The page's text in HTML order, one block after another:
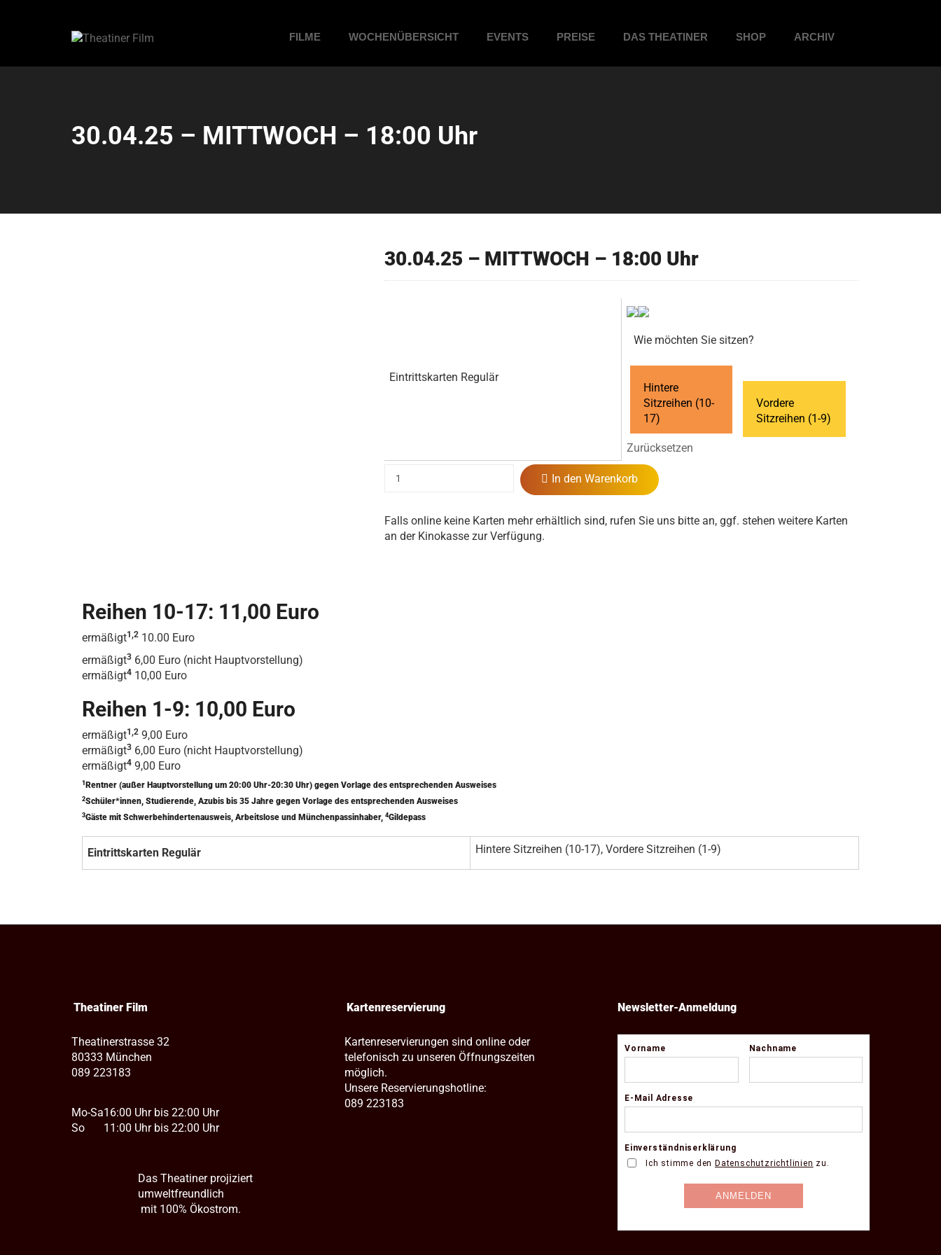
FILME WOCHENÜBERSICHT EVENTS PREISE DAS THEATINER SHOP ARCHIV
30.04.25 – MITTWOCH – 18:00 Uhr
30.04.25 – MITTWOCH – 18:00 Uhr
Eintrittskarten Regulär
Wie möchten Sie sitzen?
Hintere
Sitzreihen (10-
17)
Vordere
Sitzreihen (1-9)
Zurücksetzen
In den Warenkorb
Falls online keine Karten mehr erhältlich sind, rufen Sie uns bitte an, ggf. stehen weitere Karten
an der Kinokasse zur Verfügung.
Reihen 10-17: 11,00 Euro
ermäßigt1,2 10.00 Euro
ermäßigt3 6,00 Euro (nicht Hauptvorstellung)
ermäßigt4 10,00 Euro
Reihen 1-9: 10,00 Euro
ermäßigt1,2 9,00 Euro
ermäßigt3 6,00 Euro (nicht Hauptvorstellung)
ermäßigt4 9,00 Euro
1 Rentner (außer Hauptvorstellung um 20:00 Uhr-20:30 Uhr) gegen Vorlage des entsprechenden Ausweises
2Schüler*innen, Studierende, Azubis bis 35 Jahre gegen Vorlage des entsprechenden Ausweises
3Gäste mit Schwerbehindertenausweis, Arbeitslose und Münchenpassinhaber, 4Gildepass
Eintrittskarten Regulär Hintere Sitzreihen (10-17), Vordere Sitzreihen (1-9)
Theatiner Film
Theatinerstrasse 32
80333 München
089 223183
Mo-Sa
So
16:00 Uhr bis 22:00 Uhr
11:00 Uhr bis 22:00 Uhr
Das Theatiner projiziert
umweltfreundlich
mit 100% Ökostrom.
Kartenreservierung
Kartenreservierungen sind online oder
telefonisch zu unseren Öffnungszeiten
möglich.
Unsere Reservierungshotline:
089 223183
Newsletter-Anmeldung